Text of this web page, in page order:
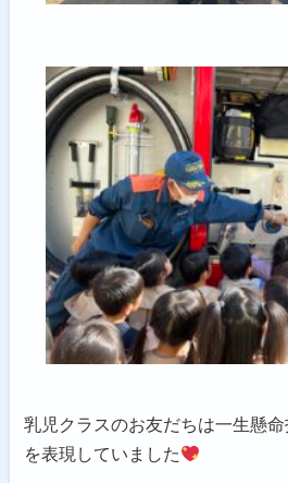
乳児クラスのお友だちは一生懸
を表現していました